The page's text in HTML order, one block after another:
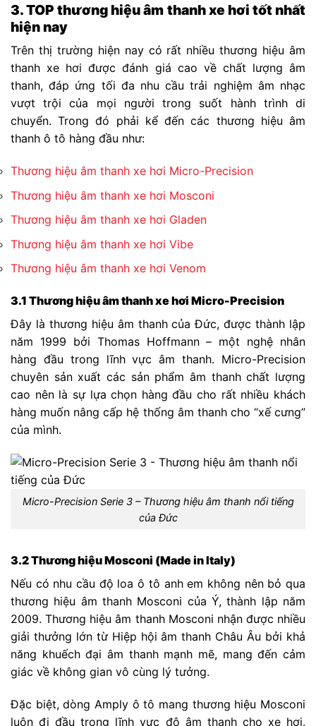
3. TOP thương hiệu âm thanh xe hơi tốt nhất
hiện nay
Trên thị trường hiện nay có rất nhiều thương hiệu âm
thanh xe hơi được đánh giá cao về chất lượng âm
thanh, đáp ứng tối đa nhu cầu trải nghiệm âm nhạc
vượt trội của mọi người trong suốt hành trình di
chuyển. Trong đó phải kể đến các thương hiệu âm
thanh ô tô hàng đầu như:
Thương hiệu âm thanh xe hơi Micro-Precision
Thương hiệu âm thanh xe hơi Mosconi
Thương hiệu âm thanh xe hơi Gladen
Thương hiệu âm thanh xe hơi Vibe
Thương hiệu âm thanh xe hơi Venom
3.1 Thương hiệu âm thanh xe hơi Micro-Precision
Đây là thương hiệu âm thanh của Đức, được thành lập
năm 1999 bởi Thomas Hoffmann – một nghệ nhân
hàng đầu trong lĩnh vực âm thanh. Micro-Precision
chuyên sản xuất các sản phẩm âm thanh chất lượng
cao nên là sự lựa chọn hàng đầu cho rất nhiều khách
hàng muốn nâng cấp hệ thống âm thanh cho “xế cưng”
của mình.
Micro-Precision Serie 3 – Thương hiệu âm thanh nổi tiếng
của Đức
3.2 Thương hiệu Mosconi (Made in Italy)
Nếu có nhu cầu độ loa ô tô anh em không nên bỏ qua
thương hiệu âm thanh Mosconi của Ý, thành lập năm
2009. Thương hiệu âm thanh Mosconi nhận được nhiều
giải thưởng lớn từ Hiệp hội âm thanh Châu Âu bởi khả
năng khuếch đại âm thanh mạnh mẽ, mang đến cảm
giác về không gian vô cùng lý tưởng.
Đặc biệt, dòng Amply ô tô mang thương hiệu Mosconi
luôn đi đầu trong lĩnh vực độ âm thanh cho xe hơi.